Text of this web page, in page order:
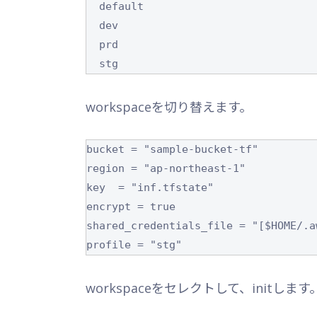
  stg
workspaceを切り替えます。
bucket = "sample-bucket-tf"
region = "ap-northeast-1"
key  = "inf.tfstate"
encrypt = true
shared_credentials_file = "[$HOME/
profile = "stg"
workspaceをセレクトして、initします。